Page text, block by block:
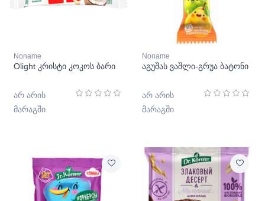
Noname
Olight კრისტი კოკოს ბარი
არ არის
მარაგში
Noname
აგუშას ვაშლი-გრუა ბატონი
არ არის
მარაგში